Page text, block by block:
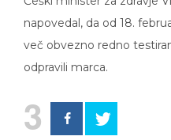
napovedal, da od 18.
več obvezno redno
odpravili marca.
3